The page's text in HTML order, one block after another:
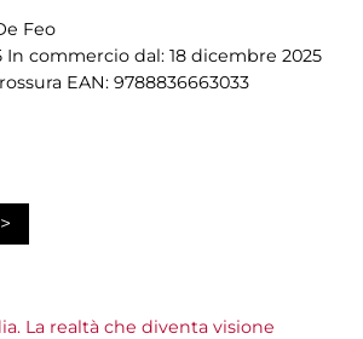
Feo
In commercio dal: 18 dicembre 2025
EAN: 9788836663033
La realtà che diventa visione